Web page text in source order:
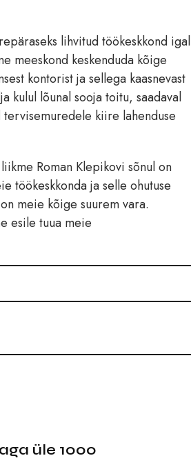
lihvitud töökeskkond igal
meeskond keskenduda kõige
kontorist ja sellega kaasnevast
kulul lõunal sooja toitu, saadaval
kiire lahenduse
Roman Klepikovi sõnul on
töökeskkonda ja selle ohutuse
meie kõige suurem vara.
esile tuua meie
üle 1000